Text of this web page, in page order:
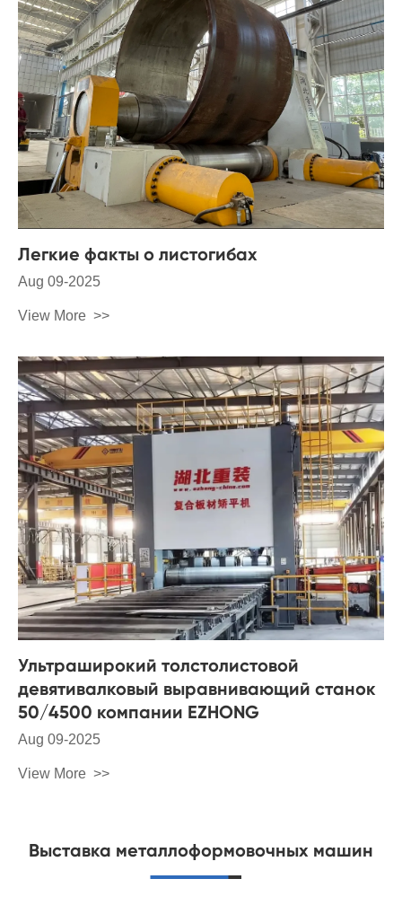
Легкие факты о листогибах
Aug 09-2025
View More
Ультраширокий толстолистовой
девятивалковый выравнивающий станок
50/4500 компании EZHONG
Aug 09-2025
View More
Выставка металлоформовочных машин